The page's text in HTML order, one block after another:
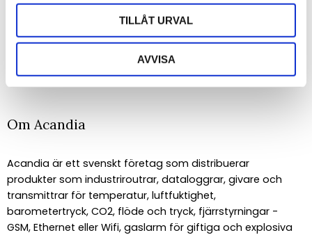
TILLÅT URVAL
AVVISA
PRENUMERERA
Om Acandia
Acandia är ett svenskt företag som distribuerar
produkter som industriroutrar, dataloggrar, givare och
transmittrar för temperatur, luftfuktighet,
barometertryck, CO2, flöde och tryck, fjärrstyrningar -
GSM, Ethernet eller Wifi, gaslarm för giftiga och explosiva